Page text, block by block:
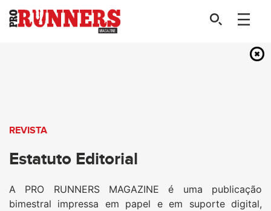
REVISTA
Estatuto Editorial
A PRO RUNNERS MAGAZINE é uma publicação
bimestral impressa em papel e em suporte digital,